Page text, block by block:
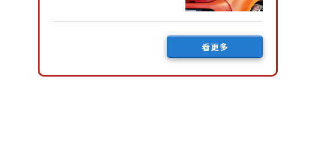
尺寸」，配備全面升級！
看更多